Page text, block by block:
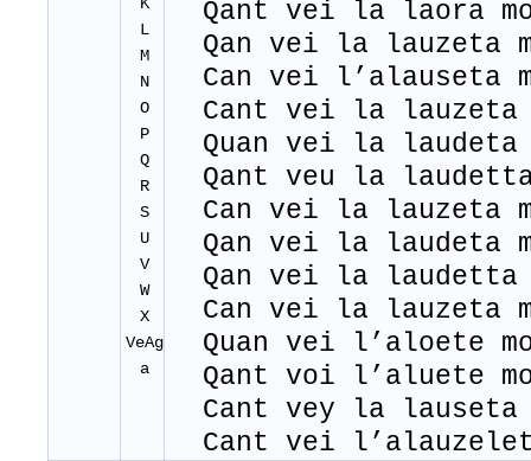
L
M
N
O
P
Q
R
S
U
V
W
X
VeAg
a
Qant vei la laora
Qan vei la lauzeta
Can vei l’alauseta
Cant vei la lauzeta
Quan vei la laudeta
Qant veu la laudetta
Can vei la lauzeta
Qan vei la laudeta
Qan vei la laudetta
Can vei la lauzeta
Quan vei l’aloete
Qant voi l’aluete
Cant vey la lauseta
Cant vei